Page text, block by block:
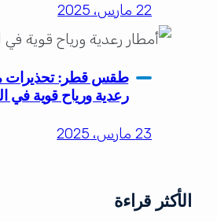
22 مارس، 2025
طقس قطر: تحذيرات
رعدية ورياح قوية في
23 مارس، 2025
الأكثر قراءة